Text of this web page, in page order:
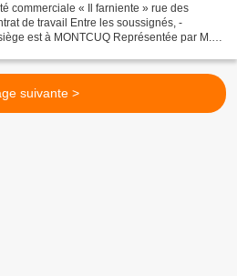
commerciale « Il farniente » rue des
de travail Entre les soussignés, -
est à MONTCUQ Représentée par M.
suivante >